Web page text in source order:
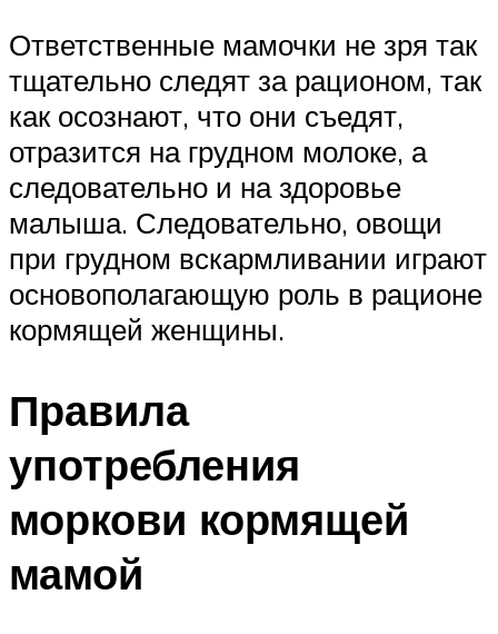
Ответственные мамочки не зря так
тщательно следят за рационом, так
как осознают, что они съедят,
отразится на грудном молоке, а
следовательно и на здоровье
малыша. Следовательно, овощи
при грудном вскармливании играют
основополагающую роль в рационе
кормящей женщины.
Правила
употребления
моркови кормящей
мамой